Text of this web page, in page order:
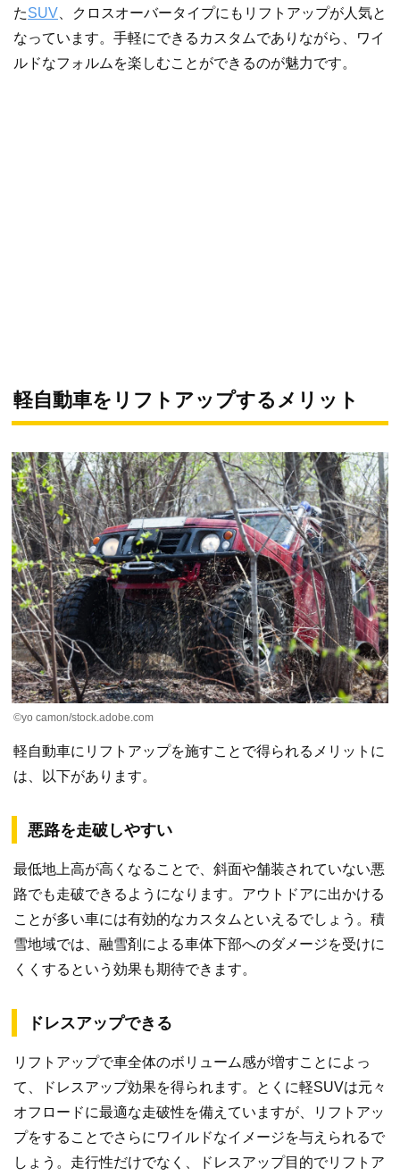
たSUV 、クロスオーバータイプにもリフトアップが人気と
なっています。手軽にできるカスタムでありながら、ワイ
ルドなフォルムを楽しむことができるのが魅力です。
軽自動車をリフトアップするメリット
©yo camon/stock.adobe.com
軽自動車にリフトアップを施すことで得られるメリットに
は、以下があります。
悪路を走破しやすい
最低地上高が高くなることで、斜面や舗装されていない悪
路でも走破できるようになります。アウトドアに出かける
ことが多い車には有効的なカスタムといえるでしょう。積
雪地域では、融雪剤による車体下部へのダメージを受けに
くくするという効果も期待できます。
ドレスアップできる
リフトアップで車全体のボリューム感が増すことによっ
て、ドレスアップ効果を得られます。とくに軽SUVは元々
オフロードに最適な走破性を備えていますが、リフトアッ
プをすることでさらにワイルドなイメージを与えられるで
しょう。走行性だけでなく、ドレスアップ目的でリフトア